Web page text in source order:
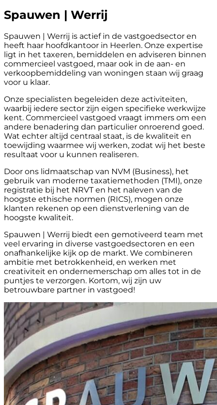
Spauwen | Werrij
Spauwen | Werrij is actief in de vastgoedsector en
heeft haar hoofdkantoor in Heerlen. Onze expertise
ligt in het taxeren, bemiddelen en adviseren binnen
commercieel vastgoed, maar ook in de aan- en
verkoopbemiddeling van woningen staan wij graag
voor u klaar.
Onze specialisten begeleiden deze activiteiten,
waarbij iedere sector zijn eigen specifieke werkwijze
kent. Commercieel vastgoed vraagt immers om een
andere benadering dan particulier onroerend goed.
Wat echter altijd centraal staat, is de kwaliteit en
toewijding waarmee wij werken, zodat wij het beste
resultaat voor u kunnen realiseren.
Door ons lidmaatschap van NVM (Business), het
gebruik van moderne taxatiemethoden (TMI), onze
registratie bij het NRVT en het naleven van de
hoogste ethische normen (RICS), mogen onze
klanten rekenen op een dienstverlening van de
hoogste kwaliteit.
Spauwen | Werrij biedt een gemotiveerd team met
veel ervaring in diverse vastgoedsectoren en een
onafhankelijke kijk op de markt. We combineren
ambitie met betrokkenheid, en werken met
creativiteit en ondernemerschap om alles tot in de
puntjes te verzorgen. Kortom, wij zijn uw
betrouwbare partner in vastgoed!